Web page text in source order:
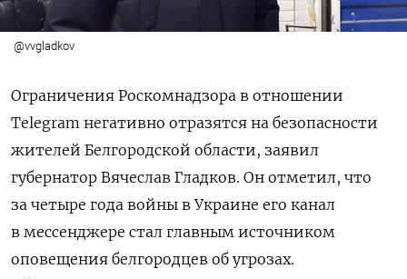
@vvgladkov
Ограничения Роскомнадзора в отношении
Telegram негативно отразятся на безопасности
жителей Белгородской области, заявил
губернатор Вячеслав Гладков. Он отметил, что
за четыре года войны в Украине его канал
в мессенджере стал главным источником
оповещения белгородцев об угрозах.